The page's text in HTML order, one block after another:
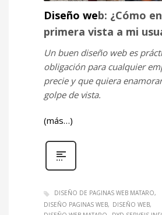
Diseño web: ¿Cómo
primera vista a mi
Un buen diseño web es
obligación para cualquier
precie y que quiera
golpe de vista.
(más…)
DISEÑO DE PAGINAS WEB MATARO
DISEÑO PAGINAS WEB
DISEÑO WEB